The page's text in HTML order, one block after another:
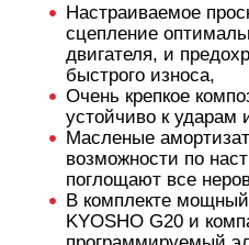
Настраиваемое
сцепление
двигателя, и
быстрого износа,
Очень крепкое
устойчиво к ударам
Масленые
возможности по
поглощают все
В комплекте мощный
KYOSHO G20 и